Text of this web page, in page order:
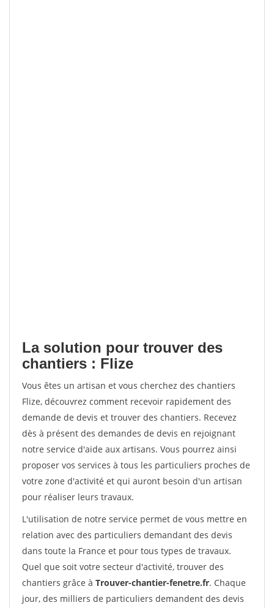
La solution pour trouver des
chantiers : Flize
Vous êtes un artisan et vous cherchez des chantiers
Flize, découvrez comment recevoir rapidement des
demande de devis et trouver des chantiers. Recevez
dès à présent des demandes de devis en rejoignant
notre service d'aide aux artisans. Vous pourrez ainsi
proposer vos services à tous les particuliers proches de
votre zone d'activité et qui auront besoin d'un artisan
pour réaliser leurs travaux.
L'utilisation de notre service permet de vous mettre en
relation avec des particuliers demandant des devis
dans toute la France et pour tous types de travaux.
Quel que soit votre secteur d'activité, trouver des
chantiers grâce à Trouver-chantier-fenetre.fr. Chaque
jour, des milliers de particuliers demandent des devis